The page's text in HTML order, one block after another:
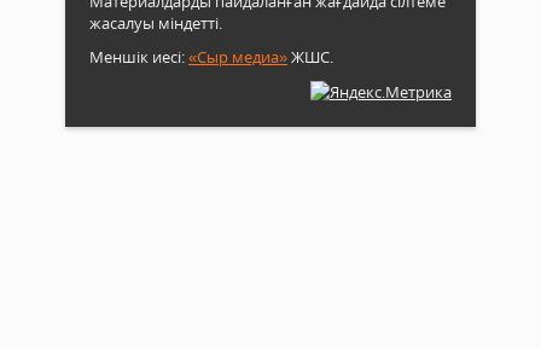
жасалуы міндетті.
Меншік иесі:«Сыр медиа»ЖШС.